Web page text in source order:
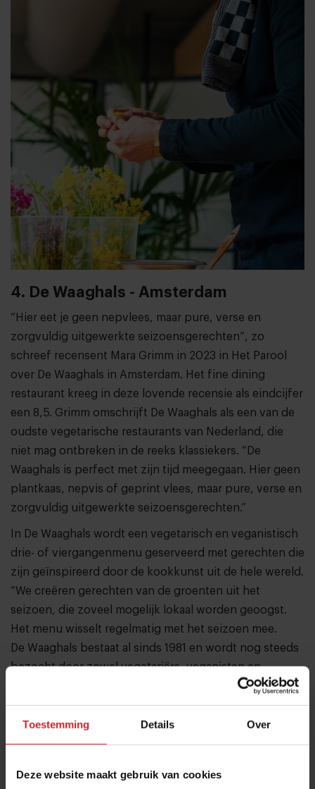
Toestemming Details Over
Deze website maakt gebruik van cookies
4. De Waaghals - Amsterdam
“Hier eet je geen nepvlees, maar pure, verse en
zorgvuldig uitgewerkte seizoensgerechten”, zo
schreef recensent Mara Grimm in 2023 in Het Parool
over De Waaghals in Amsterdam. Het fine dining
restaurant kreeg in deze lovende recensie als eindcijfer
een 8,5. Grimm omschrijft De Waaghals als een van de
oudste vegetarische restaurants van Nederland, die
niet mag ontbreken in de reeks klassiekers. “De
Waaghals is perfect met zijn tijd meegegaan. Hier geen
plantkaas, nepvis of geprint vlees, maar pure, verse en
zorgvuldig uitgewerkte seizoensgerechten.”
In De Waaghals wordt een vegetarisch en veganistisch
drie- of viergangenmenu geserveerd met gerechten die
zijn geïnspireerd door de kookkunst uit de hele wereld.
“We creëren gerechten van de groenten uit het
seizoen, die zoveel mogelijk lokaal worden geoogst.
Het menu wisselt regelmatig met het seizoen mee.
De Waaghals bestaat al sinds 1981 en wordt nog steeds
bezocht door zowel vegetariërs, veganisten en